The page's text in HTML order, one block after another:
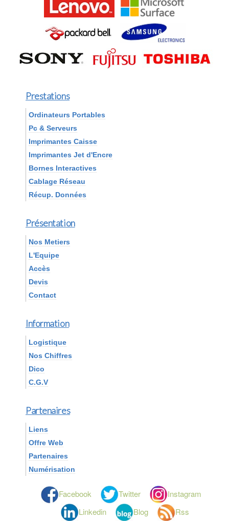
Prestations
Ordinateurs Portables
Pc & Serveurs
Imprimantes Caisse
Imprimantes Jet d'Encre
Bornes Interactives
Cablage Réseau
Récup. Données
Présentation
Nos Metiers
L'Equipe
Accès
Devis
Contact
Information
Logistique
Nos Chiffres
Dico
C.G.V
Partenaires
Liens
Offre Web
Partenaires
Numérisation
Facebook Twitter
Instagram
Linkedin
Blog Rss